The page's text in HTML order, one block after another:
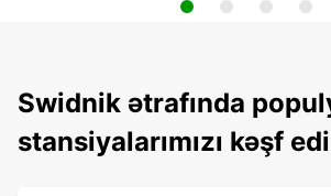
Swidnik ətrafında
stansiyalarımızı kəşf